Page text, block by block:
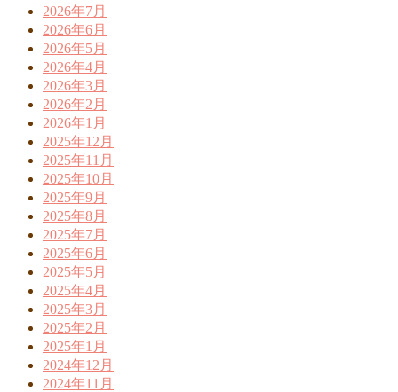
2026年7月
2026年6月
2026年5月
2026年4月
2026年3月
2026年2月
2026年1月
2025年12月
2025年11月
2025年10月
2025年9月
2025年8月
2025年7月
2025年6月
2025年5月
2025年4月
2025年3月
2025年2月
2025年1月
2024年12月
2024年11月